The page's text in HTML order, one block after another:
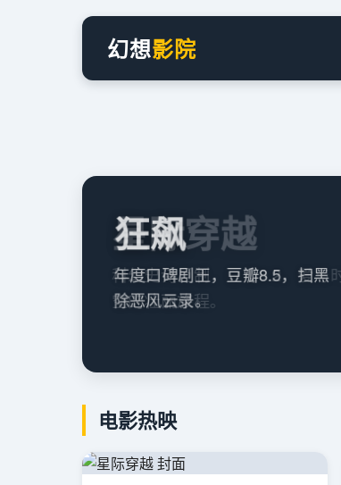
幻想影院
星际穿越
科幻史诗巨制，豆瓣9.2，爱与
空的壮丽旅程。
狂飙
年度口碑剧王，豆瓣8.5，扫黑
除恶风云录。
电影热映